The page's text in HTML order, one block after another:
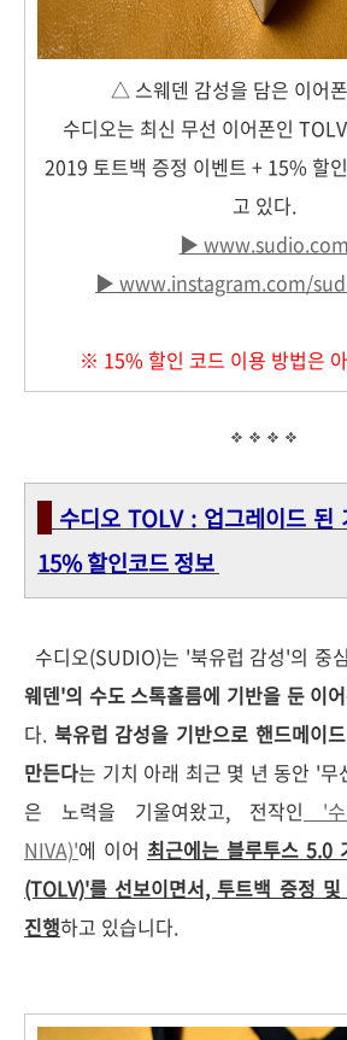
△ 스웨덴 감성을 담은 이어
수디오는 최신 무선 이어폰인
2019 토트백 증정 이벤트 + 15% 할
고 있다.
▶ www.sudio.com
▶ www.instagram.com/
※ 15% 할인 코드 이용 방법은
수디오 TOLV : 업그레이드 된
15% 할인코드 정보
수디오(SUDIO)는 '북유럽 감성'의 중
웨덴'의 수도 스톡홀름에 기반을 둔 이
다. 북유럽 감성을 기반으로 핸드메이
만든다는 기치 아래 최근 몇 년 동안 '무
은 노력을 기울여왔고, 전작인 '
NIVA)'에 이어 최근에는 블루투스 5.0
(TOLV)'를 선보이면서, 투트백 증정
진행하고 있습니다.